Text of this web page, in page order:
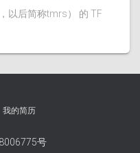
以后简称tmrs） 的 TF
我的简历
号